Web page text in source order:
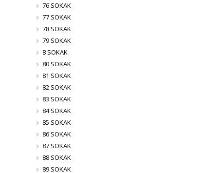
76 SOKAK
77 SOKAK
78 SOKAK
79 SOKAK
8 SOKAK
80 SOKAK
81 SOKAK
82 SOKAK
83 SOKAK
84 SOKAK
85 SOKAK
86 SOKAK
87 SOKAK
88 SOKAK
89 SOKAK